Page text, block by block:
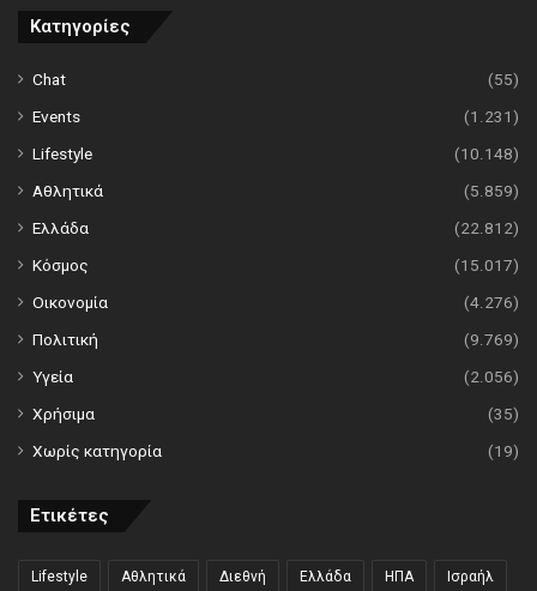
Κατηγορίες
Chat
(55)
Events
(1.231)
Lifestyle
(10.148)
Αθλητικά
(5.859)
Ελλάδα
(22.812)
Κόσμος
(15.017)
Οικονομία
(4.276)
Πολιτική
(9.769)
Υγεία
(2.056)
Χρήσιμα
(35)
Χωρίς κατηγορία
(19)
Ετικέτες
Lifestyle Αθλητικά Διεθνή Ελλάδα ΗΠΑ Ισραήλ